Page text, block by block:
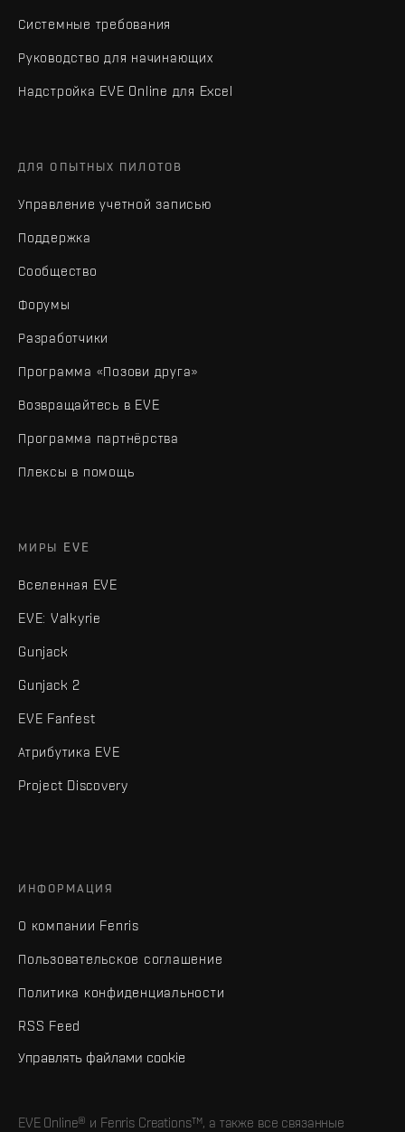
Системные требования
Руководство для начинающих
Надстройка EVE Online для Excel
ДЛЯ ОПЫТНЫХ ПИЛОТОВ
Управление учетной записью
Поддержка
Сообщество
Форумы
Разработчики
Программа «Позови друга»
Возвращайтесь в EVE
Программа партнёрства
Плексы в помощь
МИРЫ EVE
Вселенная EVE
EVE: Valkyrie
Gunjack
Gunjack 2
EVE Fanfest
Атрибутика EVE
Project Discovery
ИНФОРМАЦИЯ
О компании Fenris
Пользовательское соглашение
Политика конфиденциальности
RSS Feed
Управлять файлами cookie
EVE Online® и Fenris Creations™, а также все связанные